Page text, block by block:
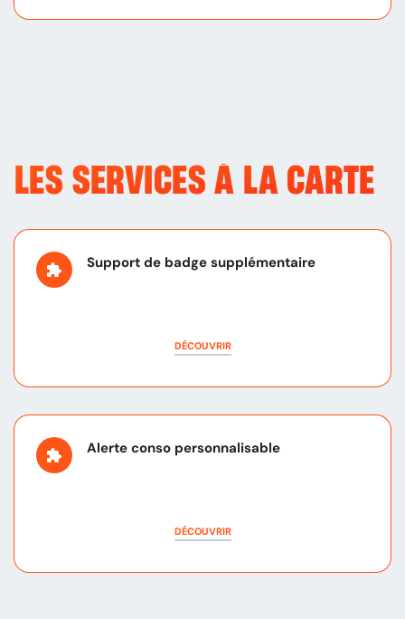
LES SERVICESÀ LA CARTE
Support de badge supplémentaire
DÉCOUVRIR
Alerte conso personnalisable
DÉCOUVRIR